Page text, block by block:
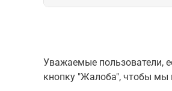
Уважаемые пользователи,
кнопку "Жалоба", чтобы мы